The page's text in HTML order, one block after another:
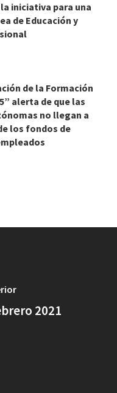
iniciativa para una
de Educación y
de la Formación
alerta de que las
no llegan a
los fondos de
2021